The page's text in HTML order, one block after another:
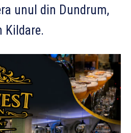
unul din Dundrum,
Kildare.